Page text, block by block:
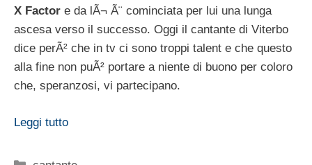
X Factor e da lÃ¬ Ã¨ cominciata per lui una lunga
ascesa verso il successo. Oggi il cantante di Viterbo
dice perÃ² che in tv ci sono troppi talent e che questo
alla fine non puÃ² portare a niente di buono per coloro
che, speranzosi, vi partecipano.
Leggi tutto